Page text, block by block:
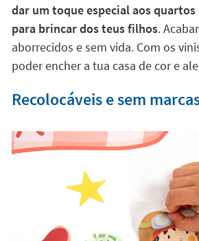
dar um toque especial aos quartos
para brincar dos teus filhos.
aborrecidos e sem vida. Com os
poder encher a tua casa de cor e
Recolocáveis e sem